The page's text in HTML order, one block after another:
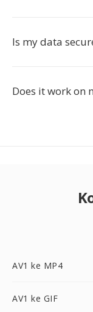
Is my data
Does it work on
AV1 ke MP4
AV1 ke GIF